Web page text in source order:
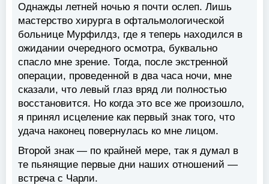
Однажды летней ночью я почти ослеп. Лишь
мастерство хирурга в офтальмологической
больнице Мурфилдз, где я теперь находился в
ожидании очередного осмотра, буквально
спасло мне зрение. Тогда, после экстренной
операции, проведенной в два часа ночи, мне
сказали, что левый глаз вряд ли полностью
восстановится. Но когда это все же произошло,
я принял исцеление как первый знак того, что
удача наконец повернулась ко мне лицом.
Второй знак — по крайней мере, так я думал в
те пьянящие первые дни наших отношений —
встреча с Чарли.